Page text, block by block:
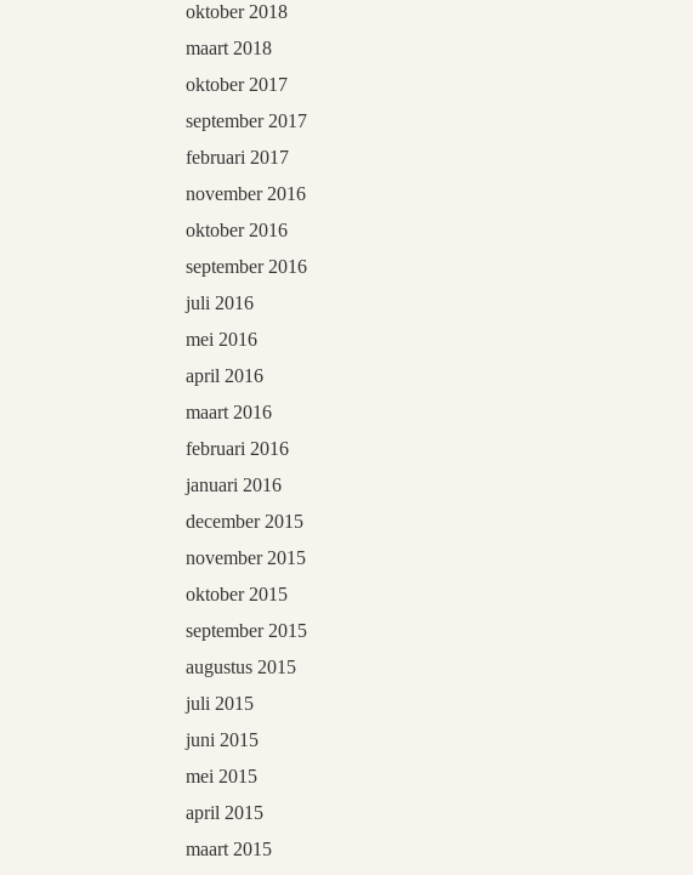
oktober 2018
maart 2018
oktober 2017
september 2017
februari 2017
november 2016
oktober 2016
september 2016
juli 2016
mei 2016
april 2016
maart 2016
februari 2016
januari 2016
december 2015
november 2015
oktober 2015
september 2015
augustus 2015
juli 2015
juni 2015
mei 2015
april 2015
maart 2015